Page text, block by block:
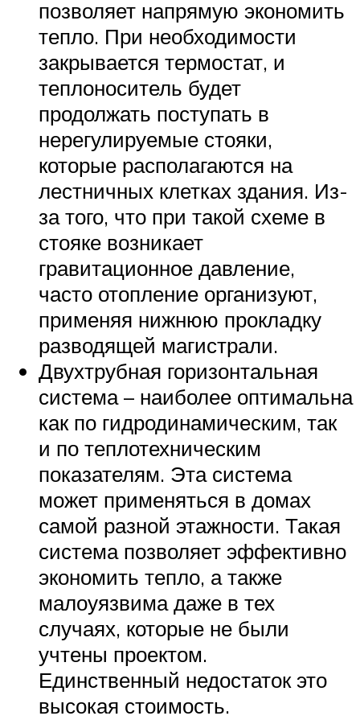
позволяет напрямую экономить
тепло. При необходимости
закрывается термостат, и
теплоноситель будет
продолжать поступать в
нерегулируемые стояки,
которые располагаются на
лестничных клетках здания. Из-
за того, что при такой схеме в
стояке возникает
гравитационное давление,
часто отопление организуют,
применяя нижнюю прокладку
разводящей магистрали.
Двухтрубная горизонтальная
система – наиболее оптимальна
как по гидродинамическим, так
и по теплотехническим
показателям. Эта система
может применяться в домах
самой разной этажности. Такая
система позволяет эффективно
экономить тепло, а также
малоуязвима даже в тех
случаях, которые не были
учтены проектом.
Единственный недостаток это
высокая стоимость.